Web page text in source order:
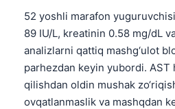
52 yoshli marafon
89 IU/L, kreatinin 0.58 mg/dL
analizlarni qattiq mashg‘ulot
parhezdan keyin yubordi. AST
qilishdan oldin mushak
ovqatlanmaslik va mashqdan
Ελληνικά
Türkçe
Română
简体中文
فارسی